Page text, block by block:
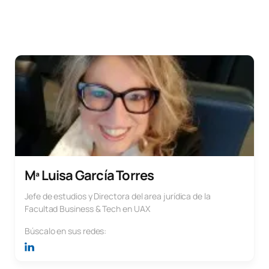
Mª Luisa García Torres
Jefe de estudios y Directora del area jurídica de la
Facultad Business & Tech en UAX
Búscalo en sus redes: